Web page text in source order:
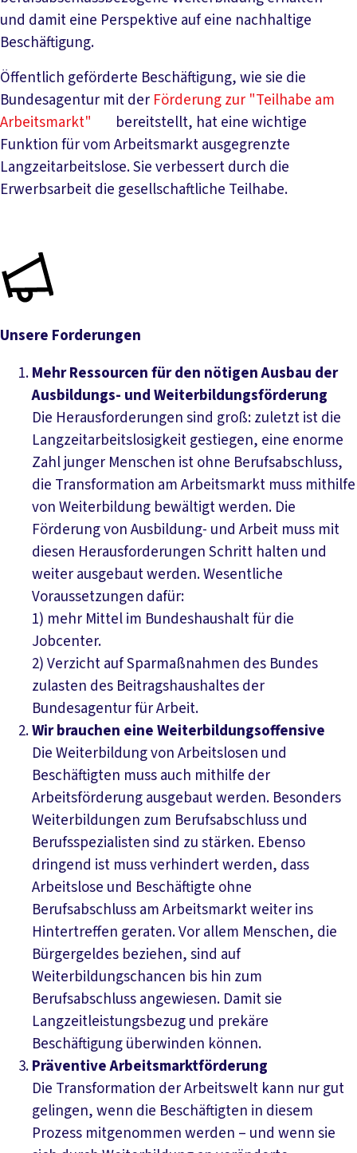
und damit eine Perspektive auf eine nachhaltige
Beschäftigung.
Öffentlich geförderte Beschäftigung, wie sie die
Bundesagentur mit der Förderung zur "Teilhabe am
Arbeitsmarkt"
bereitstellt, hat eine wichtige
Funktion für vom Arbeitsmarkt ausgegrenzte
Langzeitarbeitslose. Sie verbessert durch die
Erwerbsarbeit die gesellschaftliche Teilhabe.
Unsere Forderungen
Mehr Ressourcen für den nötigen Ausbau der
Ausbildungs- und Weiterbildungsförderung
Die Herausforderungen sind groß: zuletzt ist die
Langzeitarbeitslosigkeit gestiegen, eine enorme
Zahl junger Menschen ist ohne Berufsabschluss,
die Transformation am Arbeitsmarkt muss mithilfe
von Weiterbildung bewältigt werden. Die
Förderung von Ausbildung- und Arbeit muss mit
diesen Herausforderungen Schritt halten und
weiter ausgebaut werden. Wesentliche
Voraussetzungen dafür:
1) mehr Mittel im Bundeshaushalt für die
Jobcenter.
2) Verzicht auf Sparmaßnahmen des Bundes
zulasten des Beitragshaushaltes der
Bundesagentur für Arbeit.
Wir brauchen eine Weiterbildungsoffensive
Die Weiterbildung von Arbeitslosen und
Beschäftigten muss auch mithilfe der
Arbeitsförderung ausgebaut werden. Besonders
Weiterbildungen zum Berufsabschluss und
Berufsspezialisten sind zu stärken. Ebenso
dringend ist muss verhindert werden, dass
Arbeitslose und Beschäftigte ohne
Berufsabschluss am Arbeitsmarkt weiter ins
Hintertreffen geraten. Vor allem Menschen, die
Bürgergeldes beziehen, sind auf
Weiterbildungschancen bis hin zum
Berufsabschluss angewiesen. Damit sie
Langzeitleistungsbezug und prekäre
Beschäftigung überwinden können.
Präventive Arbeitsmarktförderung
Die Transformation der Arbeitswelt kann nur gut
gelingen, wenn die Beschäftigten in diesem
Prozess mitgenommen werden – und wenn sie